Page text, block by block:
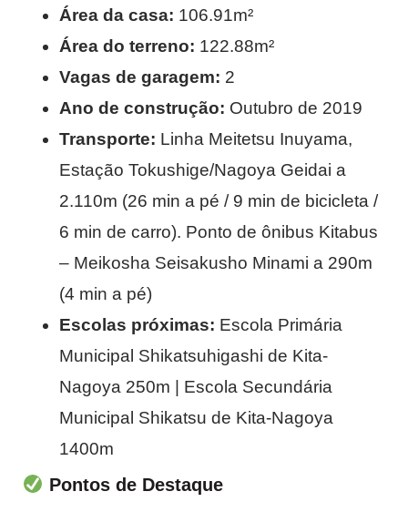
Área da casa: 106.91m²
Área do terreno: 122.88m²
Vagas de garagem: 2
Ano de construção: Outubro de 2019
Transporte: Linha Meitetsu Inuyama,
Estação Tokushige/Nagoya Geidai a
2.110m (26 min a pé / 9 min de bicicleta /
6 min de carro). Ponto de ônibus Kitabus
– Meikosha Seisakusho Minami a 290m
(4 min a pé)
Escolas próximas: Escola Primária
Municipal Shikatsuhigashi de Kita-
Nagoya 250m | Escola Secundária
Municipal Shikatsu de Kita-Nagoya
1400m
Pontos de Destaque